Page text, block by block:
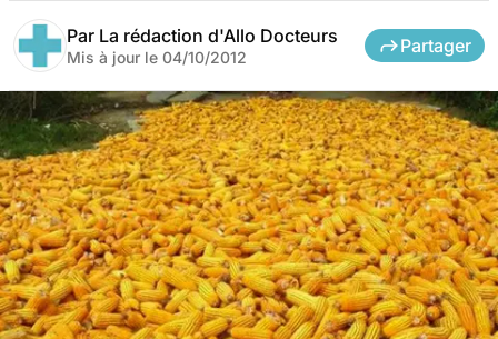
Par La rédaction d'Allo Docteurs
Mis à jour le 04/10/2012
Partager